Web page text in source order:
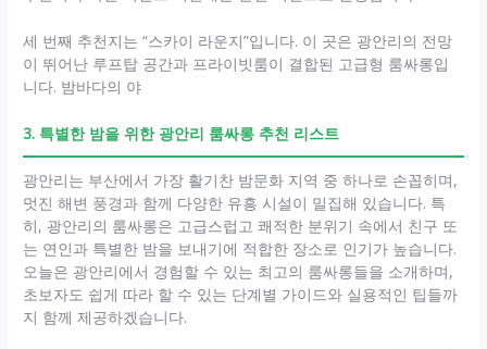
세 번째 추천지는 “스카이 라운지”입니다. 이 곳은 광안리의 전망
이 뛰어난 루프탑 공간과 프라이빗룸이 결합된 고급형 룸싸롱입
니다. 밤바다의 야
3. 특별한 밤을 위한 광안리 룸싸롱 추천 리스트
광안리는 부산에서 가장 활기찬 밤문화 지역 중 하나로 손꼽히며,
멋진 해변 풍경과 함께 다양한 유흥 시설이 밀집해 있습니다. 특
히, 광안리의 룸싸롱은 고급스럽고 쾌적한 분위기 속에서 친구 또
는 연인과 특별한 밤을 보내기에 적합한 장소로 인기가 높습니다.
오늘은 광안리에서 경험할 수 있는 최고의 룸싸롱들을 소개하며,
초보자도 쉽게 따라 할 수 있는 단계별 가이드와 실용적인 팁들까
지 함께 제공하겠습니다.